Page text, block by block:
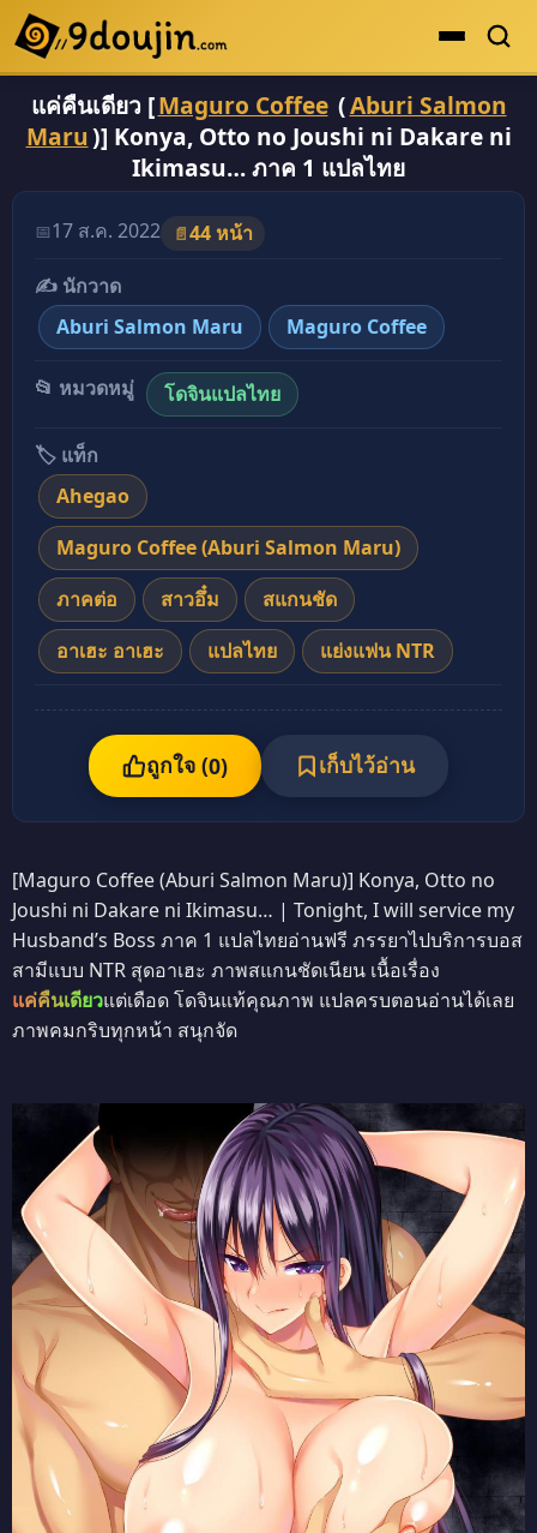
ดูเยอะสุด
คะแนนเยอะสุด
โดจินรูปสี
ระดับตำนาน
เรื่องที่เก็บไว้
แค่คืนเดียว [Maguro Coffee (Aburi Salmon
Maru)] Konya, Otto no Joushi ni Dakare ni
Ikimasu… ภาค 1 แปลไทย
📅17 ส.ค. 2022 📄44 หน้า
✍️ นักวาด
Aburi Salmon Maru
Maguro Coffee
📂 หมวดหมู่ โดจินแปลไทย
🏷️ แท็ก
Ahegao
Maguro Coffee (Aburi Salmon Maru)
ภาคต่อ
สาวอึ๋ม
สแกนชัด
อาเฮะ อาเฮะ
แปลไทย แย่งแฟน NTR
ถูกใจ (0) เก็บไว้อ่าน
[Maguro Coffee (Aburi Salmon Maru)] Konya, Otto no
Joushi ni Dakare ni Ikimasu… | Tonight, I will service my
Husband’s Boss ภาค 1 แปลไทยอ่านฟรี ภรรยาไปบริการบอส
สามีแบบ NTR สุดอาเฮะ ภาพสแกนชัดเนียน เนื้อเรื่อง
แค่คืนเดียวแต่เดือด โดจินแท้คุณภาพ แปลครบตอนอ่านได้เลย
ภาพคมกริบทุกหน้า สนุกจัด